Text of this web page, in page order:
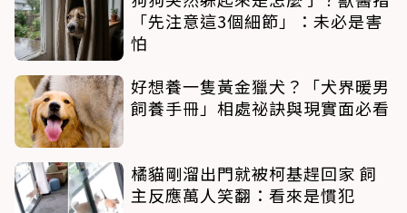
「先注意這3個細節」：未必是害
怕
好想養一隻黃金獵犬？「犬界暖男
飼養手冊」相處祕訣與現實面必看
橘貓剛溜出門就被柯基趕回家 飼
主反應萬人笑翻：看來是慣犯